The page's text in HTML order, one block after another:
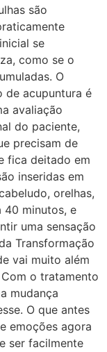
são
se
como se o
O
de acupuntura é
avaliação
do paciente,
precisam de
fica deitado em
inseridas em
orelhas,
40 minutos, e
uma sensação
Transformação
vai muito além
o tratamento
mudança
O que antes
emoções agora
ser facilmente